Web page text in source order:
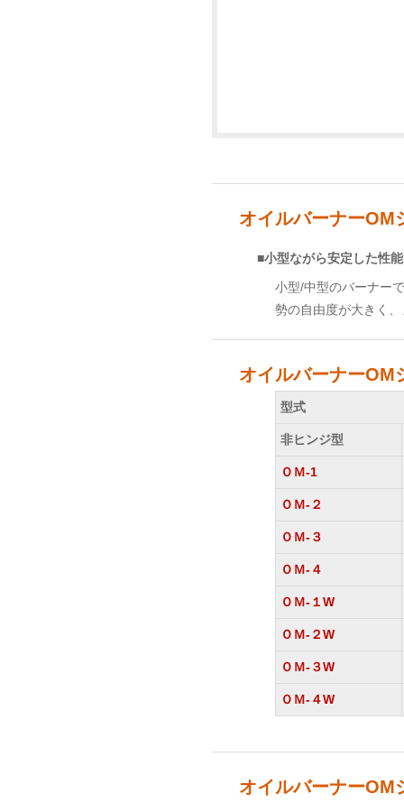
オイルバーナーOM
■小型ながら安定した性
小型/中型のバーナー
勢の自由度が大きく
オイルバーナーOM
型式
非ヒンジ型
ＯＭ-1
ＯＭ-２
ＯＭ-３
ＯＭ-４
ＯＭ-１W
ＯＭ-２W
ＯＭ-３W
ＯＭ-４W
型式
非ヒンジ型
ＯＭ-1
ＯＭ-２
ＯＭ-３
ＯＭ-４
ＯＭ-１W
ＯＭ-２W
ＯＭ-３W
ＯＭ-４W
型式
非ヒンジ型
ＯＭ-1
ＯＭ-２
ＯＭ-３
ＯＭ-４
ＯＭ-１W
ＯＭ-２W
ＯＭ-３W
ＯＭ-４W
型式
非ヒンジ型
ＯＭ-1
ＯＭ-２
ＯＭ-３
ＯＭ-４
ＯＭ-１W
ＯＭ-２W
ＯＭ-３W
ＯＭ-４W
オイルバーナーOM